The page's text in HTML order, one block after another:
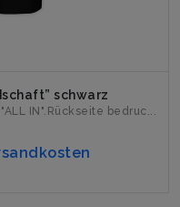
schwarz
IN".Rückseite bedruc...